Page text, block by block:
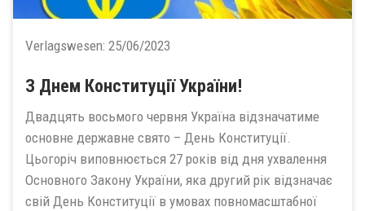
Verlagswesen: 25/06/2023
З Днем Конституції України!
Двадцять восьмого червня Україна відзначатиме
основне державне свято – День Конституції.
Цьогоріч виповнюється 27 років від дня ухвалення
Основного Закону України, яка другий рік відзначає
свій День Конституції в умовах повномасштабної